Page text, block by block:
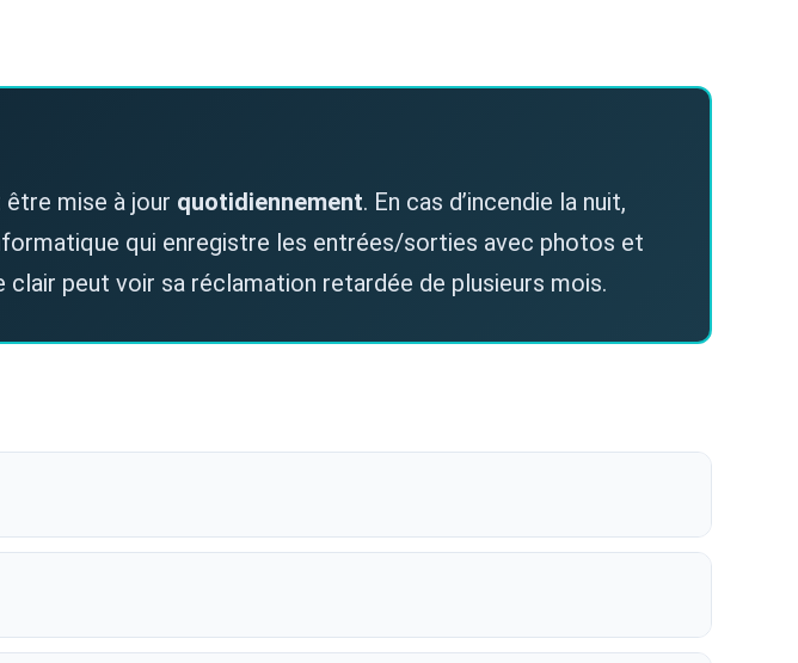
mise à jour quotidiennement. En cas d’incendie la nuit,
qui enregistre les entrées/sorties avec photos et
peut voir sa réclamation retardée de plusieurs mois.